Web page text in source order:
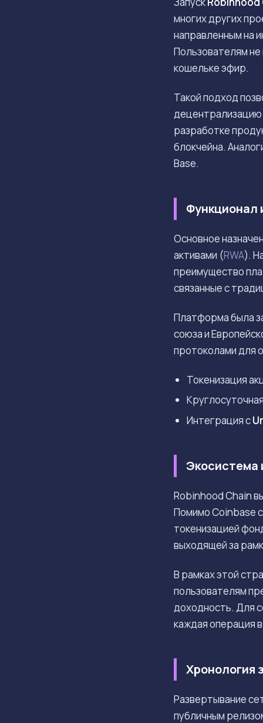
многих других
направленным на
Пользователям
кошельке эфир.
Такой подход
децентрализацию
разработке
блокчейна.
Base.
Функционал
Основное
активами (RWA).
преимущество
связанные с
Платформа была
союза и
протоколами для
Токенизация
Интеграция с
Экосистема
Robinhood Chain
Помимо Coinbase
токенизацией
выходящей за
В рамках этой
пользователям
доходность. Для
каждая операция
Хронология
Развертывание
публичным